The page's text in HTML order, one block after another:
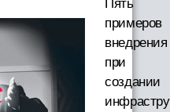
Пять
примеров
внедрения
при
создании